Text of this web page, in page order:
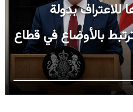
للاعتراف بدولة
بالأوضاع في قطاع